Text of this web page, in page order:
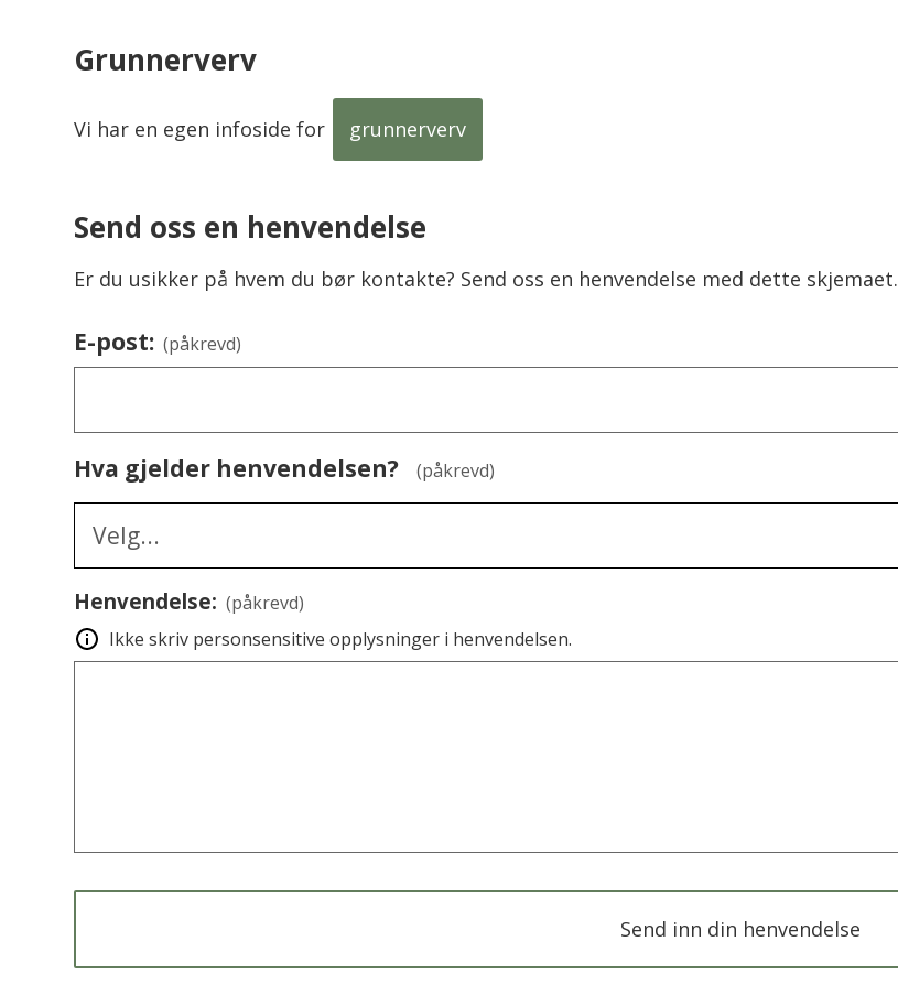
Grunnerverv
Vi har en egen infoside for grunnerverv
Send oss en henvendelse
Er du usikker på hvem du bør kontakte? Send oss en henvendelse med dette skjemaet.
E-post: (påkrevd)
Hva gjelder henvendelsen? (påkrevd)
Velg...
Henvendelse: (påkrevd)
Ikke skriv personsensitive opplysninger i henvendelsen.
Send inn din henvendelse